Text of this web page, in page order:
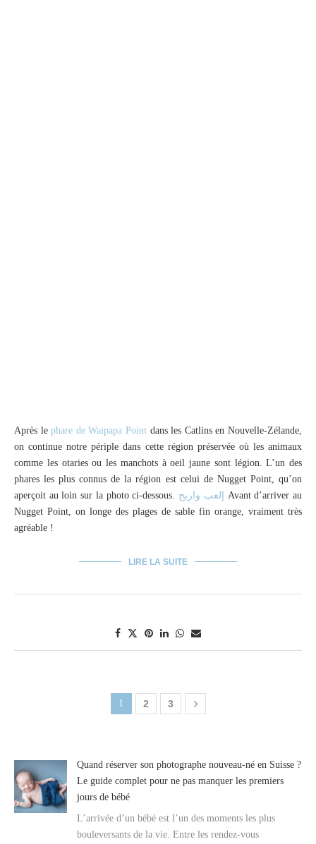
Après lephare de Waipapa Point dans les Catlins en Nouvelle-Zélande,
on continue notre périple dans cette région préservée où les animaux
comme les otaries ou les manchots à oeil jaune sont légion. L’un des
phares les plus connus de la région est celui de Nugget Point, qu’on
aperçoit au loin sur la photo ci-dessous. إلعب واربح
Avant d’arriver au
Nugget Point, on longe des plages de sable fin orange, vraiment très
agréable !
LIRE LA SUITE
1 2 3
Quand réserver son photographe nouveau-né en Suisse ?
Le guide complet pour ne pas manquer les premiers
jours de bébé
L’arrivée d’un bébé est l’un des moments les plus
bouleversants de la vie. Entre les rendez-vous